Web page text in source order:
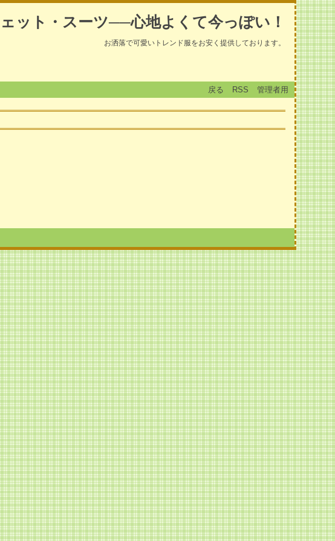
ット・スーツ──心地よくて今っぽい！
お洒落で可愛いトレンド服をお安く提供しております。
戻る RSS 管理者用